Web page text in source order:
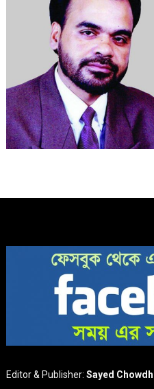
Editor & Publisher:Sayed